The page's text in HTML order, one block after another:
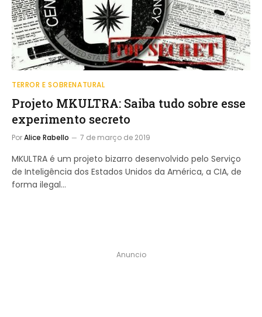
TERROR E SOBRENATURAL
Projeto MKULTRA: Saiba tudo sobre esse
experimento secreto
PorAlice Rabello 7 de março de 2019
MKULTRA é um projeto bizarro desenvolvido pelo Serviço
de Inteligência dos Estados Unidos da América, a CIA, de
forma ilegal…
Anuncio